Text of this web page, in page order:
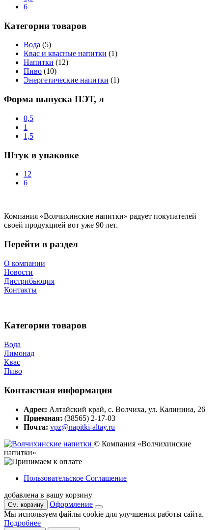
6
Категории товаров
Вода (5)
Квас и квасные напитки (1)
Напитки (12)
Пиво (10)
Энергетические напитки (1)
Форма выпуска ПЭТ, л
0,5
1
1,5
Штук в упаковке
12
6
Компания «Волчихинские напитки» радует покупателей
своей продукцией вот уже 90 лет.
Перейти в раздел
О компании
Новости
Дистрибьюция
Контакты
Категории товаров
Вода
Лимонад
Квас
Пиво
Контактная информация
Адрес: Алтайский край, с. Волчиха, ул. Калинина, 26
Приемная: (38565) 2-17-03
Почта: vpz@napitki-altay.ru
© Компания «Волчихинские
напитки»
Пользовательское Соглашение
добавлена в вашу корзину
См. корзину
Оформление
Мы используем файлы cookie для улучшения работы сайта.
Подробнее